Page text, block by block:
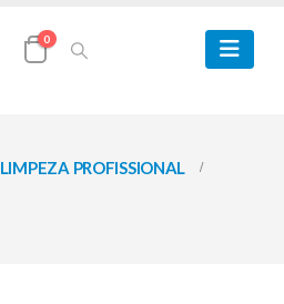
0
LIMPEZA PROFISSIONAL